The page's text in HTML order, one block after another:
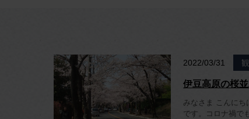
2022/03/31
伊豆高原の桜
みなさま こんに
です。コロナ禍で